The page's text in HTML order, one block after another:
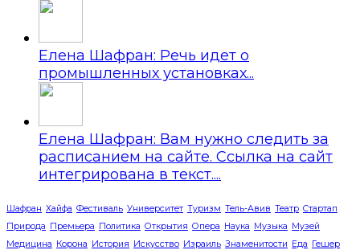
Елена Шафран: Речь идет о
промышленных установках...
Елена Шафран: Вам нужно следить за
расписанием на сайте. Ссылка на сайт
интегрирована в текст....
Шафран Хайфа Фестиваль Университет Туризм Тель-Авив Театр Стартап
Природа Премьера Политика Открытия Опера Наука Музыка Музей
Медицина Корона История Искусство Израиль Знаменитости Еда Гешер